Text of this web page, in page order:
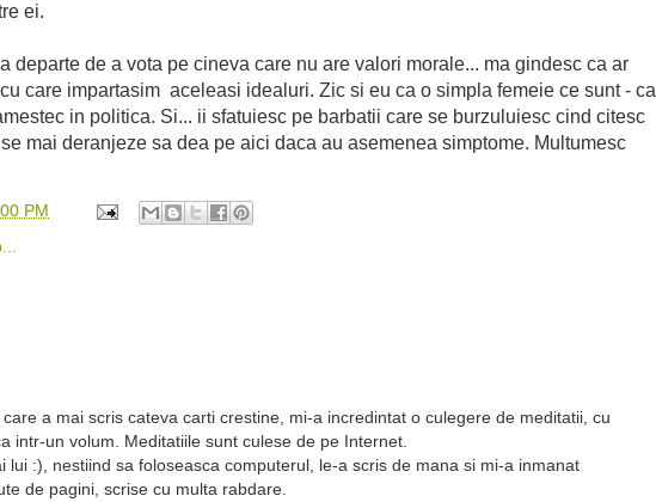
ei.
departe de a vota pe cineva care nu are valori morale... ma gindesc ca ar
care impartasim aceleasi idealuri. Zic si eu ca o simpla femeie ce sunt - ca
in politica. Si... ii sfatuiesc pe barbatii care se burzuluiesc cind citesc
mai deranjeze sa dea pe aici daca au asemenea simptome. Multumesc
PM
a mai scris cateva carti crestine, mi-a incredintat o culegere de meditatii, cu
intr-un volum. Meditatiile sunt culese de pe Internet.
lui :), nestiind sa foloseasca computerul, le-a scris de mana si mi-a inmanat
de pagini, scrise cu multa rabdare.